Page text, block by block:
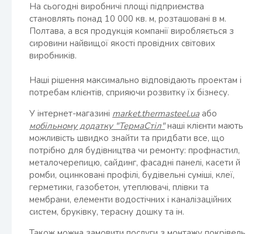
На сьогодні виробничі площі підприємства
становлять понад 10 000 кв. м, розташовані в м.
Полтава, а вся продукція компанії виробляється з
сировини найвищої якості провідних світових
виробників.
Наші рішення максимально відповідають проектам і
потребам клієнтів, сприяючи розвитку їх бізнесу.
У інтернет-магазині market.thermasteel.ua або
мобільному додатку "ТермаСтіл"наші клієнти мають
можливість швидко знайти та придбати все, що
потрібно для будівництва чи ремонту: профнастил,
металочерепицю, сайдинг, фасадні панелі, касети й
ромби, оцинковані профілі, будівельні суміші, клеї,
герметики, газобетон, утеплювачі, плівки та
мембрани, елементи водостічних і каналізаційних
систем, бруківку, терасну дошку та ін.